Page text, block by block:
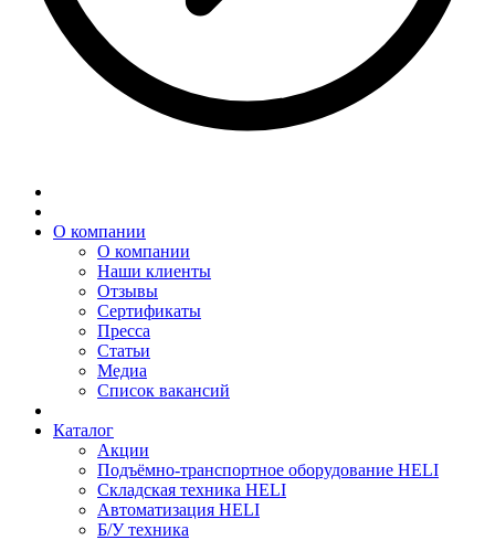
О компании
О компании
Наши клиенты
Отзывы
Сертификаты
Пресса
Статьи
Медиа
Список вакансий
Каталог
Акции
Подъёмно-транспортное оборудование HELI
Складская техника HELI
Автоматизация HELI
Б/У техника